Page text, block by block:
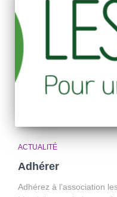
ACTUALITÉ
Adhérer
Adhérez à l’association